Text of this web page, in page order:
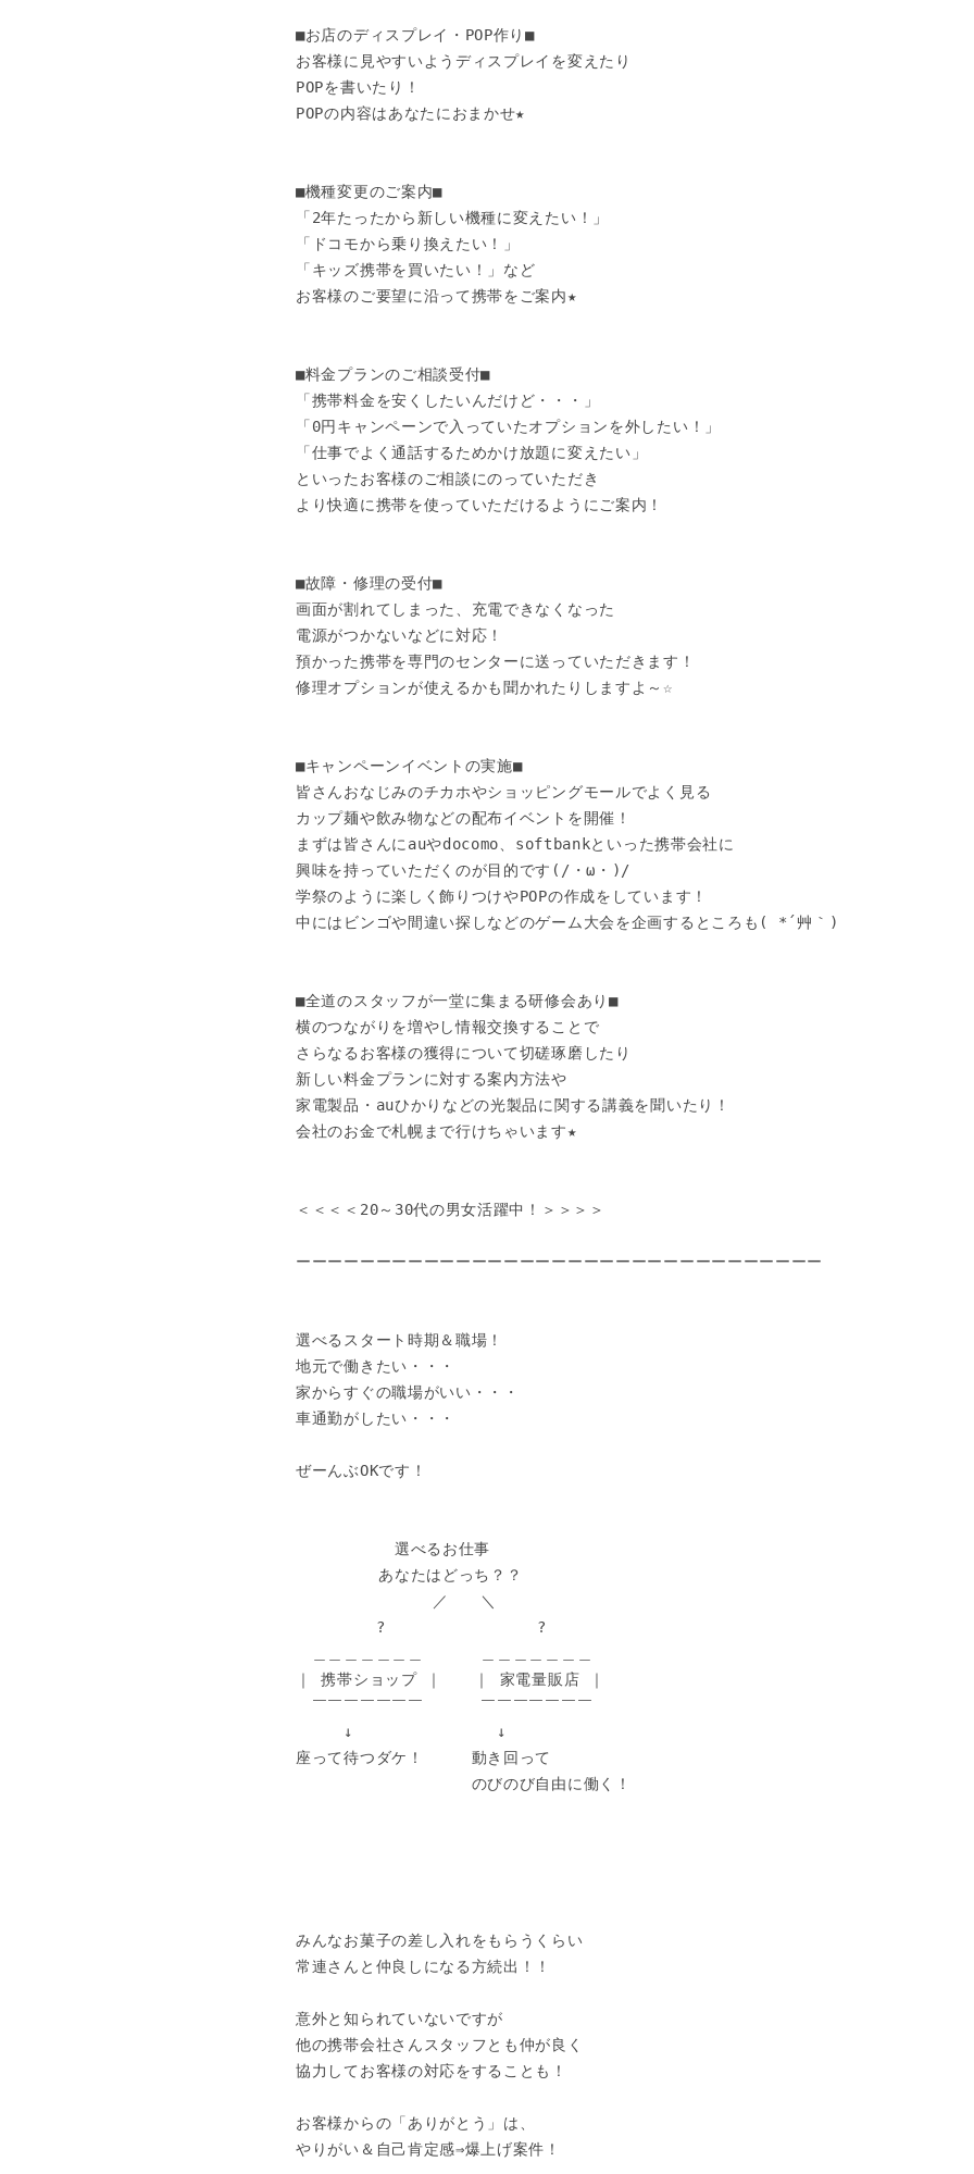
■お店のディスプレイ・POP作り■
お客様に見やすいようディスプレイを変えたり
POPを書いたり！
POPの内容はあなたにおまかせ★
■機種変更のご案内■
「2年たったから新しい機種に変えたい！」
「ドコモから乗り換えたい！」
「キッズ携帯を買いたい！」など
お客様のご要望に沿って携帯をご案内★
■料金プランのご相談受付■
「携帯料金を安くしたいんだけど・・・」
「0円キャンペーンで入っていたオプションを外したい！」
「仕事でよく通話するためかけ放題に変えたい」
といったお客様のご相談にのっていただき
より快適に携帯を使っていただけるようにご案内！
■故障・修理の受付■
画面が割れてしまった、充電できなくなった
電源がつかないなどに対応！
預かった携帯を専門のセンターに送っていただきます！
修理オプションが使えるかも聞かれたりしますよ～☆
■キャンペーンイベントの実施■
皆さんおなじみのチカホやショッピングモールでよく見る
カップ麺や飲み物などの配布イベントを開催！
まずは皆さんにauやdocomo、softbankといった携帯会社に
興味を持っていただくのが目的です(/・ω・)/
学祭のように楽しく飾りつけやPOPの作成をしています！
中にはビンゴや間違い探しなどのゲーム大会を企画するところも( *´艸｀)
■全道のスタッフが一堂に集まる研修会あり■
横のつながりを増やし情報交換することで
さらなるお客様の獲得について切磋琢磨したり
新しい料金プランに対する案内方法や
家電製品・auひかりなどの光製品に関する講義を聞いたり！
会社のお金で札幌まで行けちゃいます★
＜＜＜＜20～30代の男女活躍中！＞＞＞＞
ーーーーーーーーーーーーーーーーーーーーーーーーーーーーーーーーー
選べるスタート時期＆職場！
地元で働きたい・・・
家からすぐの職場がいい・・・
車通勤がしたい・・・
ぜーんぶOKです！
選べるお仕事
あなたはどっち？？
／　　＼
?　　　           ?
｜ 携帯ショップ ｜　　｜ 家電量販店 ｜
￣￣￣￣￣￣￣　　　 ￣￣￣￣￣￣￣
↓　　　　　　　　　↓
座って待つダケ！　　　動き回って
のびのび自由に働く！
みんなお菓子の差し入れをもらうくらい
常連さんと仲良しになる方続出！！
意外と知られていないですが
他の携帯会社さんスタッフとも仲が良く
協力してお客様の対応をすることも！
お客様からの「ありがとう」は、
やりがい＆自己肯定感⇒爆上げ案件！